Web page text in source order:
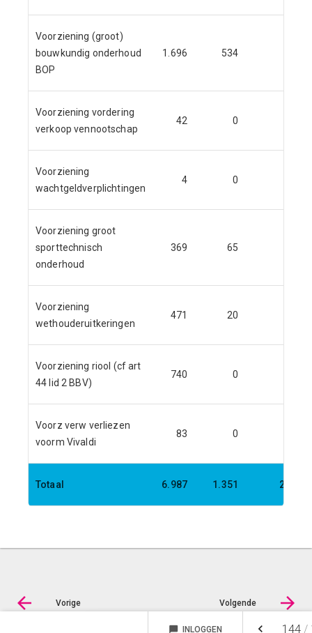
Voorziening (groot)
bouwkundig onderhoud
BOP
1.696 534
Voorziening vordering
verkoop vennootschap
42 0
Voorziening
wachtgeldverplichtingen
4 0
Voorziening groot
sporttechnisch
onderhoud
369 65
Voorziening
wethouderuitkeringen
471 20
Voorziening riool (cf art
44 lid 2 BBV)
740 0
Voorz verw verliezen
voorm Vivaldi
83 0
Totaal 6.987 1.351 2.289
Vorige Volgende
chat_bubble INLOGGEN keyboard_arrow_left 144 /